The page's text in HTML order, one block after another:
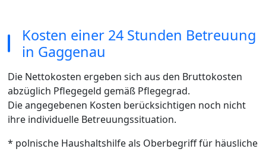
Kosten einer 24 Stunden Betreuung
in Gaggenau
Die Nettokosten ergeben sich aus den Bruttokosten
abzüglich Pflegegeld gemäß Pflegegrad.
Die angegebenen Kosten berücksichtigen noch nicht
ihre individuelle Betreuungssituation.
* polnische Haushaltshilfe als Oberbegriff für häusliche